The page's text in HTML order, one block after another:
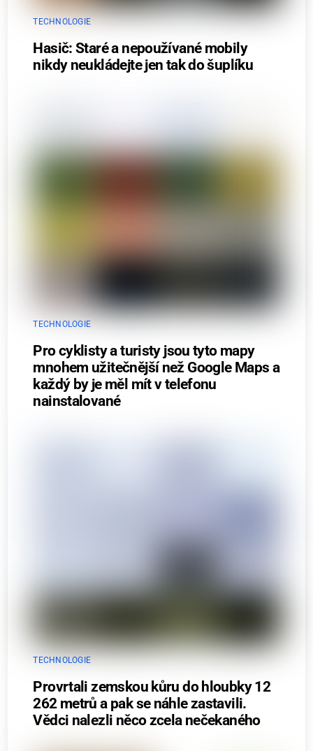
TECHNOLOGIE
Hasič: Staré a nepoužívané mobily
nikdy neukládejte jen tak do šuplíku
TECHNOLOGIE
Pro cyklisty a turisty jsou tyto mapy
mnohem užitečnější než Google Maps a
každý by je měl mít v telefonu
nainstalované
TECHNOLOGIE
Provrtali zemskou kůru do hloubky 12
262 metrů a pak se náhle zastavili.
Vědci nalezli něco zcela nečekaného